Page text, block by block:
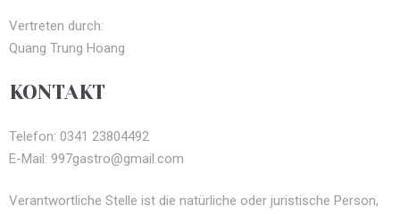
Vertreten durch:
Quang Trung Hoang
KONTAKT
Telefon: 0341 23804492
E-Mail: 997gastro@gmail.com
Verantwortliche Stelle ist die natürliche oder juristische Person,